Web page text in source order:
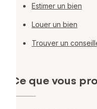
Estimer un bien
Louer un bien
Trouver un
Ce que vous